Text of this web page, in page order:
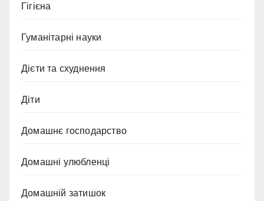
Гігієна
Гуманітарні науки
Дієти та схуднення
Діти
Домашнє господарство
Домашні улюбленці
Домашній затишок